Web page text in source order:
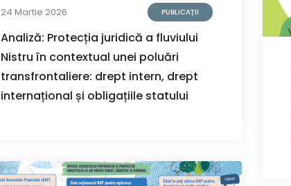
24 Martie 2026 PUBLICAȚII
Analiză: Protecția juridică a fluviului
Nistru în contextual unei poluări
transfrontaliere: drept intern, drept
internațional și obligațiile statului